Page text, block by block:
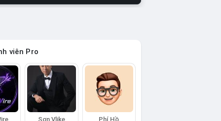
viên Pro
Sơn Vlike Phí Hồ